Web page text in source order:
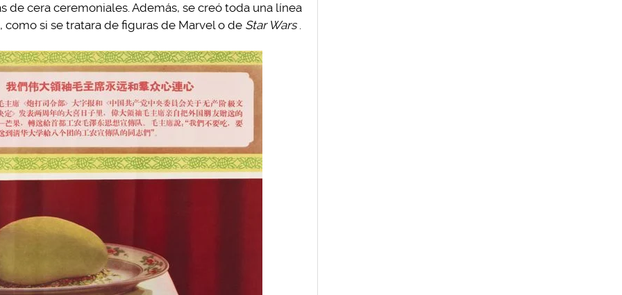
de cera ceremoniales. Además, se creó toda una línea
si se tratara de figuras de Marvel o de Star Wars .